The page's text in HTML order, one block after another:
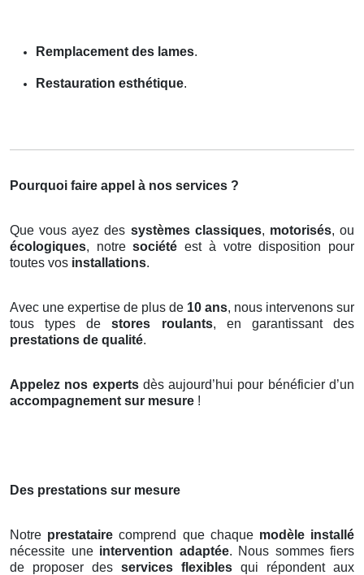
Remplacement des lames.
Restauration esthétique.
Pourquoi faire appel à nos services ?
Que vous ayez des systèmes classiques, motorisés, ou
écologiques, notresociété est à votre disposition pour
toutes vos installations.
Avec une expertise de plus de 10 ans, nous intervenons sur
tous types destores roulants, en garantissant des
prestations de qualité.
Appelez nos expertsdès aujourd’hui pour bénéficier d’un
accompagnement sur mesure !
Des prestations sur mesure
Notre prestataire comprend que chaque modèle installé
nécessite une intervention adaptée. Nous sommes fiers
de proposer des services flexibles qui répondent aux